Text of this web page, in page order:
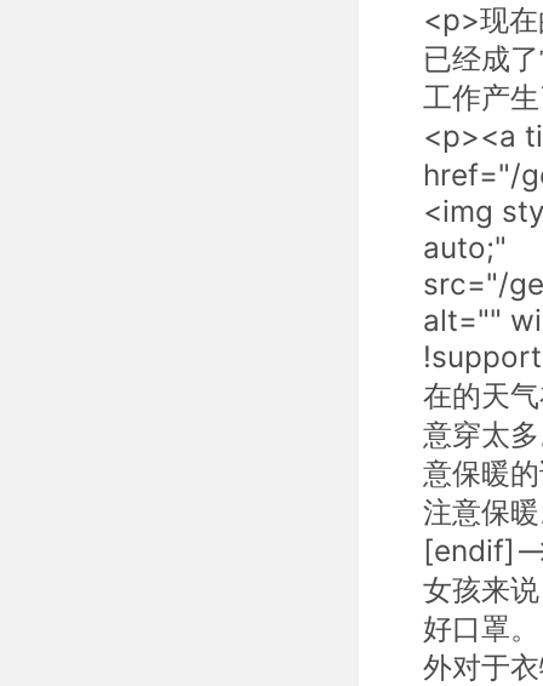
<p>现
已经成
工作产
<p><a
href="/
<img
auto;"
src="/
alt=""
在的天
意穿太
意保暖
注意保
[endif]--
女孩来
好口罩
外对于